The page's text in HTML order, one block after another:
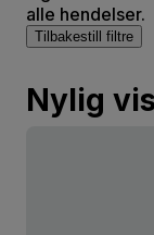
alle hendelser.
Tilbakestill filtre
Nylig